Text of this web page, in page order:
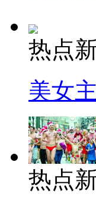
热点
美女
热点